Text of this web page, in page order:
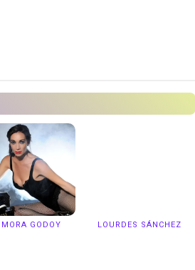
MORA GODOY LOURDES SÁNCHEZ